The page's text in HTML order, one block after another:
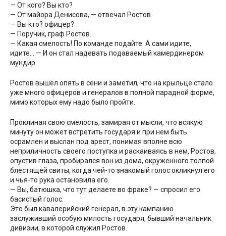
— От кого? Вы кто?
— От майора Денисова, — отвечал Ростов.
— Вы кто? офицер?
— Поручик, граф Ростов.
— Какая смелость! По команде подайте. А сами идите,
идите… — И он стал надевать подаваемый камердинером
мундир.
Ростов вышел опять в сени и заметил, что на крыльце стало
уже много офицеров и генералов в полной парадной форме,
мимо которых ему надо было пройти.
Проклиная свою смелость, замирая от мысли, что всякую
минуту он может встретить государя и при нем быть
осрамлен и выслан под арест, понимая вполне всю
неприличность своего поступка и раскаиваясь в нем, Ростов,
опустив глаза, пробирался вон из дома, окруженного толпой
блестящей свиты, когда чей-то знакомый голос окликнул его
и чья-то рука остановила его.
— Вы, батюшка, что тут делаете во фраке? — спросил его
басистый голос.
Это был кавалерийский генерал, в эту кампанию
заслуживший особую милость государя, бывший начальник
дивизии, в которой служил Ростов.